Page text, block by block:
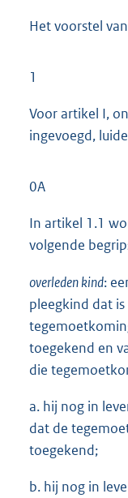
Het voorstel
1
Voor artikel I,
ingevoegd,
0A
In artikel 1.1
volgende
overleden kind:
pleegkind dat
toegekend en
die
a. hij nog in
dat de
toegekend;
b. hij nog in